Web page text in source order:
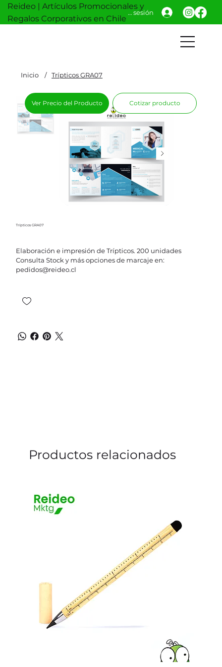
Reideo | Artículos Promocionales y
Regalos Corporativos en Chile
Iniciar sesión
Inicio / Trípticos GRA07
Trípticos GRA07
Elaboración e impresión de Trípticos. 200 unidades
Consulta Stock y más opciones de marcaje en:
pedidos@reideo.cl
Ver Precio del Producto Cotizar producto
Productos relacionados